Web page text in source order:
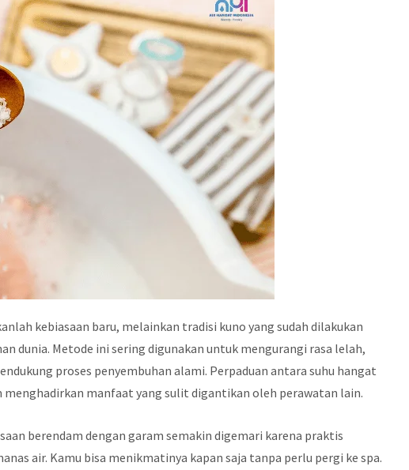
kebiasaan baru, melainkan tradisi kuno yang sudah dilakukan
dunia. Metode ini sering digunakan untuk mengurangi rasa lelah,
proses penyembuhan alami. Perpaduan antara suhu hangat
menghadirkan manfaat yang sulit digantikan oleh perawatan lain.
berendam dengan garam semakin digemari karena praktis
air. Kamu bisa menikmatinya kapan saja tanpa perlu pergi ke spa.